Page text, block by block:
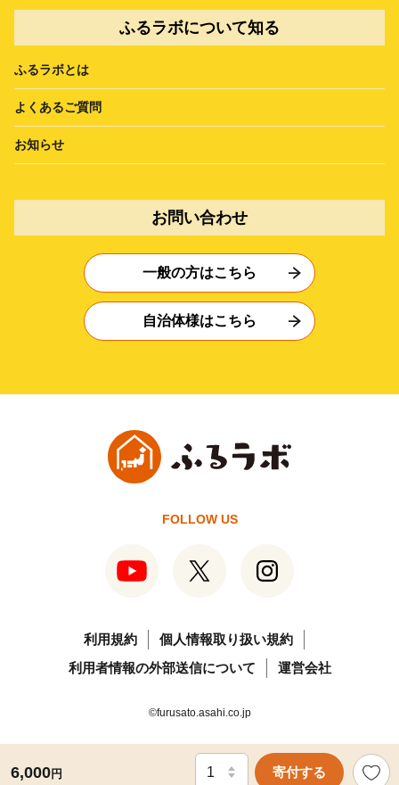
6,000円 寄付する
ふるラボについて知る
ふるラボとは
よくあるご質問
お知らせ
お問い合わせ
一般の方はこちら
自治体様はこちら
FOLLOW US
利用規約
個人情報取り扱い規約
利用者情報の外部送信について
運営会社
©furusato.asahi.co.jp